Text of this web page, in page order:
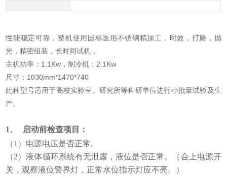
性能稳定可靠，整机使用国标医用不锈钢精加工，时效，打磨，抛
光，精密组装，长时间试机，
主机功率：1.1Kw，制冷机：2.1Kw
尺寸：1030mm*1470*740
此种型号适用于高校实验室、研究所等科研单位进行小批量试验及生
产。
1、
启动前检查项目：
（1）电源电压是否正常。
（2）液体循环系统有无泄露，液位是否正常。（合上电源开
关，观察液位警界灯，正常水位指示灯应不亮。）